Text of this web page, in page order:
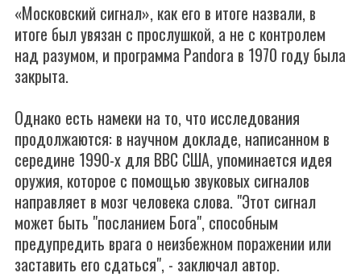
«Московский сигнал», как его в итоге назвали, в
итоге был увязан с прослушкой, а не с контролем
над разумом, и программа Pandora в 1970 году была
закрыта.
Однако есть намеки на то, что исследования
продолжаются: в научном докладе, написанном в
середине 1990-х для ВВС США, упоминается идея
оружия, которое с помощью звуковых сигналов
направляет в мозг человека слова. "Этот сигнал
может быть "посланием Бога", способным
предупредить врага о неизбежном поражении или
заставить его сдаться", - заключал автор.